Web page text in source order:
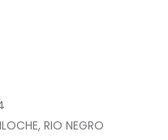
RIO NEGRO